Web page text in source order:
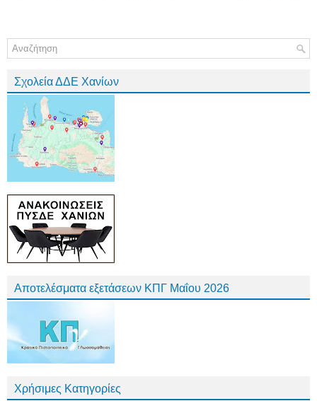
Σχολεία ΔΔΕ Χανίων
Αποτελέσματα εξετάσεων ΚΠΓ Μαΐου 2026
Χρήσιμες Κατηγορίες